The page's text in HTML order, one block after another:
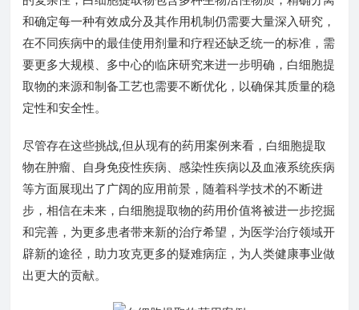
和确定每一种有效成分及其作用机制仍需要大量深入研究，
在不同疾病中的最佳使用剂量和疗程还缺乏统一的标准，需
要更多大规模、多中心的临床研究来进一步明确，白细胞提
取物的来源和制备工艺也需要不断优化，以确保其质量的稳
定性和安全性。
尽管存在这些挑战,但从现有的药用案例来看，白细胞提取
物在肿瘤、自身免疫性疾病、感染性疾病以及血液系统疾病
等方面展现出了广阔的应用前景，随着科学技术的不断进
步，相信在未来，白细胞提取物的药用价值将被进一步挖掘
和完善，为更多患者带来新的治疗希望，为医学治疗领域开
辟新的途径，助力攻克更多的疑难病症，为人类健康事业做
出更大的贡献。